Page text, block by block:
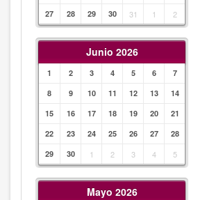
27
28 29 30 31 1 2
Junio 2026
1 2 3 4 5 6
7
8
9 10 11 12 13
14
15
16 17 18 19 20
21
22
23 24 25 26 27
28
29
30 1 2 3 4 5
Mayo 2026